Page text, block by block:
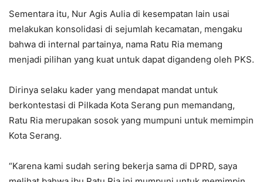
Sementara itu, Nur Agis Aulia di kesempatan lain usai
melakukan konsolidasi di sejumlah kecamatan, mengaku
bahwa di internal partainya, nama Ratu Ria memang
menjadi pilihan yang kuat untuk dapat digandeng oleh PKS.
Dirinya selaku kader yang mendapat mandat untuk
berkontestasi di Pilkada Kota Serang pun memandang,
Ratu Ria merupakan sosok yang mumpuni untuk memimpin
Kota Serang.
“Karena kami sudah sering bekerja sama di DPRD, saya